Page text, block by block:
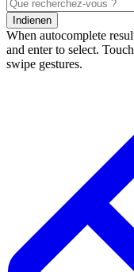
Indienen
When autocomplete
and enter to select.
swipe gestures.